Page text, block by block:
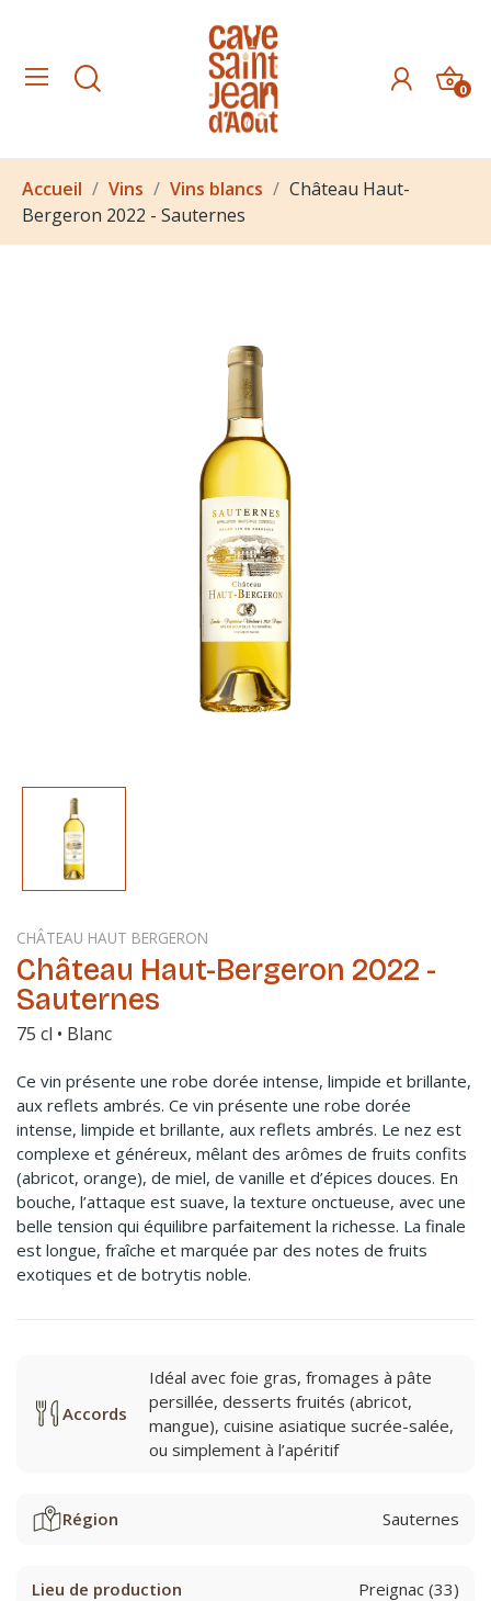
0
Accueil Vins Vins blancs
Château Haut-
Bergeron 2022 - Sauternes
CHÂTEAU HAUT BERGERON
Château Haut-Bergeron 2022 -
Sauternes
75 cl • Blanc
Ce vin présente une robe dorée intense, limpide et brillante,
aux reflets ambrés. Ce vin présente une robe dorée
intense, limpide et brillante, aux reflets ambrés. Le nez est
complexe et généreux, mêlant des arômes de fruits confits
(abricot, orange), de miel, de vanille et d’épices douces. En
bouche, l’attaque est suave, la texture onctueuse, avec une
belle tension qui équilibre parfaitement la richesse. La finale
est longue, fraîche et marquée par des notes de fruits
exotiques et de botrytis noble.
Accords
Idéal avec foie gras, fromages à pâte
persillée, desserts fruités (abricot,
mangue), cuisine asiatique sucrée-salée,
ou simplement à l’apéritif
Région Sauternes
Lieu de production Preignac (33)